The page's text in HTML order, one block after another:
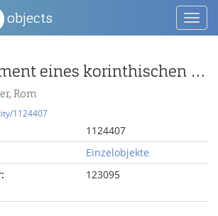
objects
Abakusfragment eines korinthischen Kapitells oder eines Pilasterkapitells
Rom
1124407
1124407
Einzelobjekte
123095